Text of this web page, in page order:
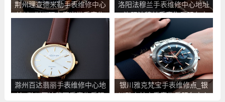
荆州理查德米勒手表维修中心
地址_荆州理查德米勒手表售
后服务点查询
洛阳法穆兰手表维修中心地址
_洛阳法穆兰手表售后服务点
查询
滁州百达翡丽手表维修中心地
址_滁州百达翡丽手表售后服
银川雅克梵宝手表维修点_银
川雅克梵宝手表售后服务中心